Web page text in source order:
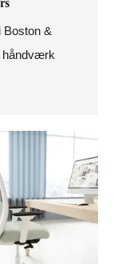
Boston &
håndværk